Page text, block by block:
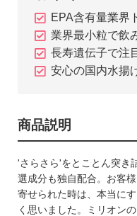
EPA含有量業界
業界最小粒で飲
長寿遺伝子で注
安心の国内水揚
商品説明
'さらさら'をとことん突き
選成分も独自配合。お客
寄せられた時は、本当に
く思いました。ミリオン